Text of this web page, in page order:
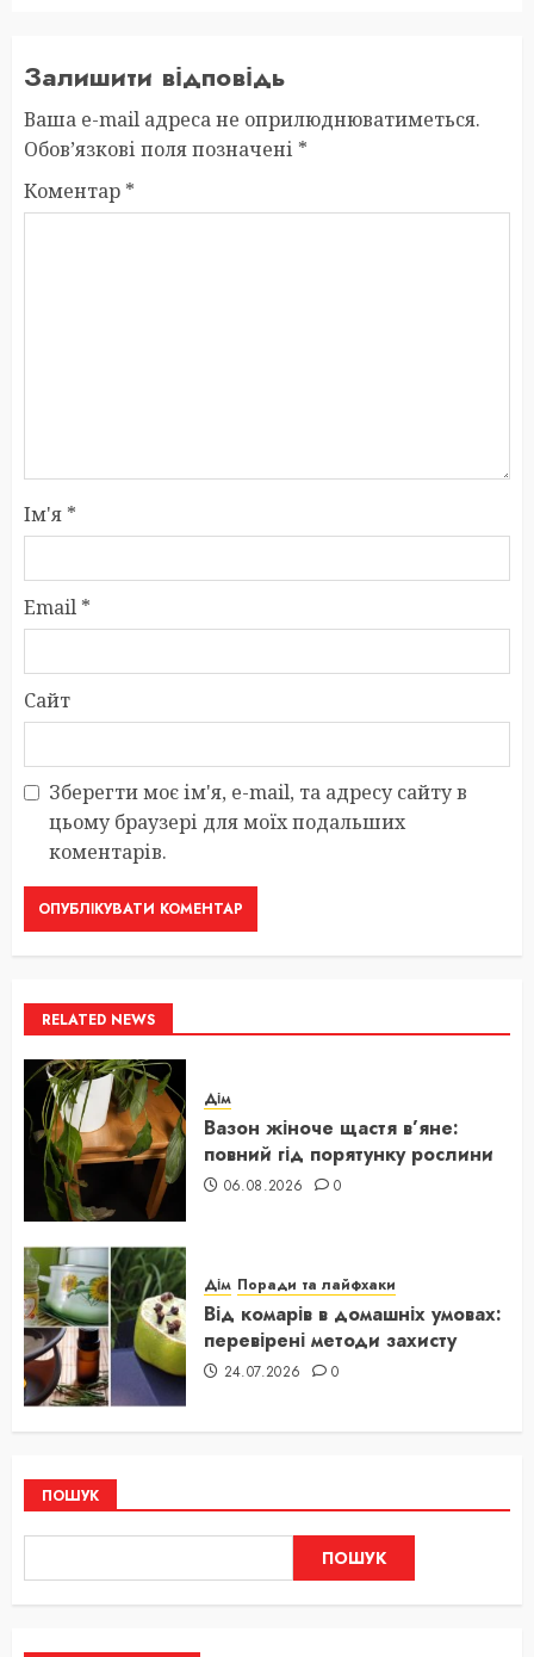
Залишити відповідь
Ваша e-mail адреса не оприлюднюватиметься.
Обов’язкові поля позначені *
Коментар *
Ім'я *
Email *
Сайт
Зберегти моє ім'я, e-mail, та адресу сайту в
цьому браузері для моїх подальших
коментарів.
RELATED NEWS
Дім
Вазон жіноче щастя в’яне:
повний гід порятунку рослини
06.08.2026 0
Дім Поради та лайфхаки
Від комарів в домашніх умовах:
перевірені методи захисту
24.07.2026 0
ПОШУК
ПОШУК